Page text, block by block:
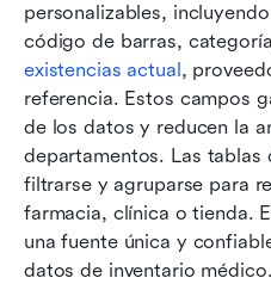
personalizables,
código de barras,
existencias actual ,
referencia. Estos campos
de los datos y reducen la
departamentos. Las tablas
filtrarse y agruparse para
farmacia, clínica o tienda.
una fuente única y
datos de inventario médico.